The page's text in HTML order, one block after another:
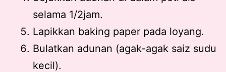
selama 1/2jam.
Lapikkan baking paper pada loyang.
Bulatkan adunan (agak-agak saiz sudu
kecil).